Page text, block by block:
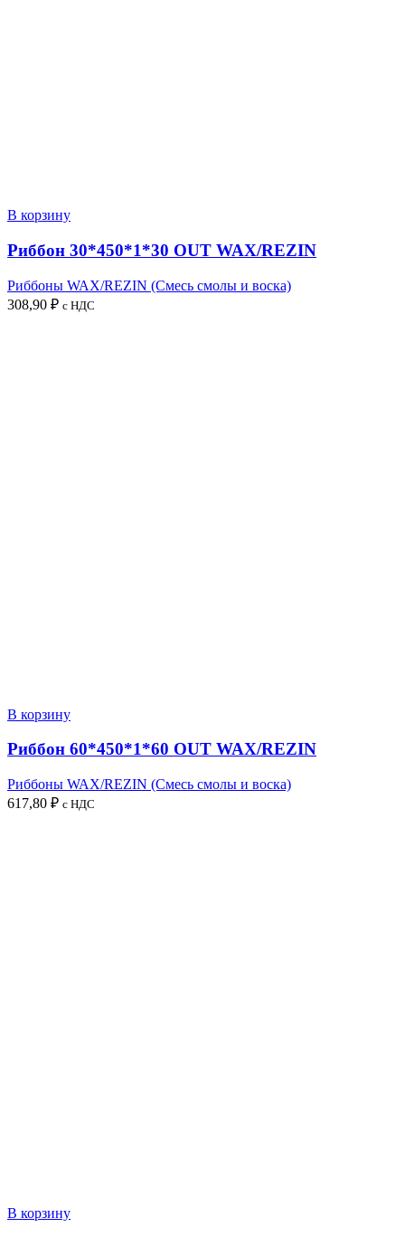
В корзину
Риббон 30*450*1*30 OUT WAX/REZIN
Риббоны WAX/REZIN (Смесь смолы и воска)
308,90 ₽ с НДС
В корзину
Риббон 60*450*1*60 OUT WAX/REZIN
Риббоны WAX/REZIN (Смесь смолы и воска)
617,80 ₽ с НДС
В корзину